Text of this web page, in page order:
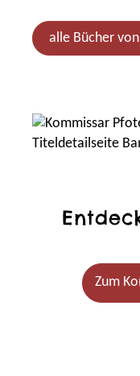
alle Bücher
Slider
Zum